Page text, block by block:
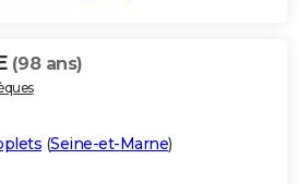
(98 ans)
(Seine-et-Marne)